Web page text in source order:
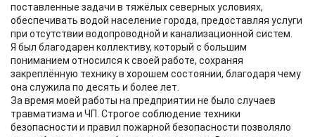
поставленные задачи в тяжёлых северных условиях,
обеспечивать водой население города, предоставляя услуги
при отсутствии водопроводной и канализационной систем.
Я был благодарен коллективу, который с большим
пониманием относился к своей работе, сохраняя
закреплённую технику в хорошем состоянии, благодаря чему
она служила по десять и более лет.
За время моей работы на предприятии не было случаев
травматизма и ЧП. Строгое соблюдение техники
безопасности и правил пожарной безопасности позволяло